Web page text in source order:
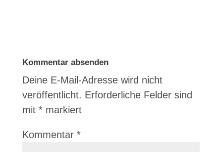
Kommentar absenden
Deine E-Mail-Adresse wird nicht
veröffentlicht. Erforderliche Felder sind
mit *markiert
Kommentar *